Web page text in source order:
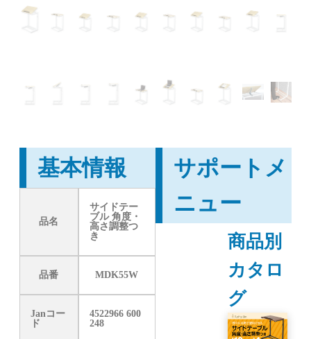
基本情報
品名
サイドテー
ブル 角度・
高さ調整つ
き
品番 MDK55W
Janコー
ド
4522966 600
248
サポートメ
ニュー
商品別
カタロ
グ